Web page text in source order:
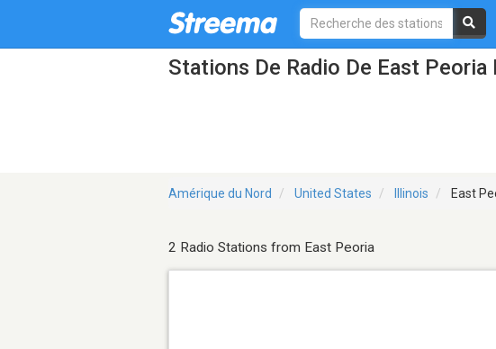
Stations De Radio De East Peoria
Amérique du Nord United States Illinois East
2 Radio Stations from East Peoria